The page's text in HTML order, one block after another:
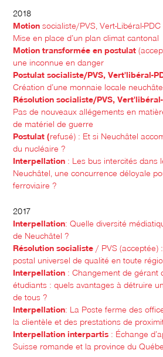
2018
Motion socialiste/PVS, Vert-Libéral-
Mise en place d’un plan climat cantonal
Motion transformée en postulat
une inconnue en danger
Postulat socialiste/PVS, Vert'libéral-
Création d’une monnaie locale
Résolution socialiste/PVS,
Pas de nouveaux allégements en
de matériel de guerre
Postulat (refusé) : Et si Neuchâtel
du nucléaire ?
Interpellation : Les bus intercités dans
Neuchâtel, une concurrence déloyale
ferroviaire ?
2017
Interpellation: Quelle diversité
de Neuchâtel ?
Résolution socialiste / PVS (acceptée)
postal universel de qualité en toute
Interpellation : Changement de gérant
étudiants : quels avantages à détruire
de tous ?
Interpellation: La Poste ferme des
la clientèle et des prestations de
Interpellation interpartis : Échange
Suisse romande et la province du